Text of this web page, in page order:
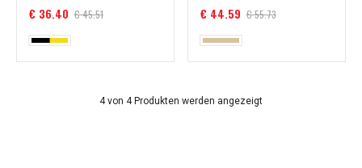
€ 36.40 € 45.51 € 44.59 € 55.73
4 von 4 Produkten werden angezeigt